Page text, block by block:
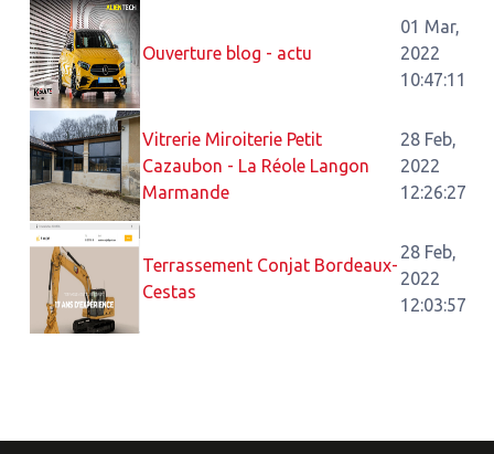
Ouverture blog - actu
01 Mar,
2022
10:47:11
Vitrerie Miroiterie Petit
Cazaubon - La Réole Langon
Marmande
28 Feb,
2022
12:26:27
Terrassement Conjat Bordeaux-
Cestas
28 Feb,
2022
12:03:57